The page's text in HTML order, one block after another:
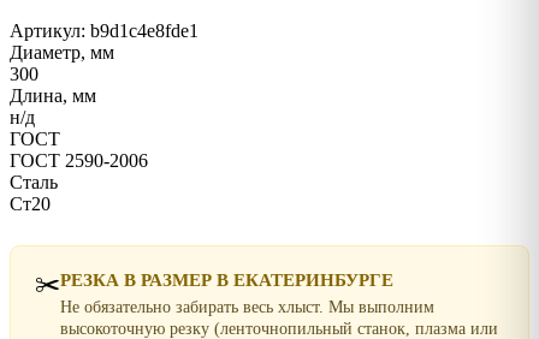
Артикул: b9d1c4e8fde1
Диаметр, мм
300
Длина, мм
н/д
ГОСТ
ГОСТ 2590-2006
Сталь
Ст20
✂️РЕЗКА В РАЗМЕР В ЕКАТЕРИНБУРГЕ
Не обязательно забирать весь хлыст. Мы выполним
высокоточную резку (ленточнопильный станок, плазма или